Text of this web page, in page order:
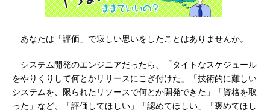
あなたは「評価」で寂しい思いをしたことはありませんか。
システム開発のエンジニアだったら、「タイトなスケジュール
をやりくりして何とかリリースにこぎ付けた」「技術的に難しい
システムを、限られたリソースで何とか開発できた」「資格を取
った」など、「評価してほしい」「認めてほしい」「褒めてほし